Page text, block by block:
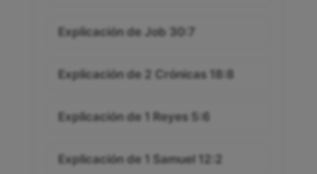
Explicación de Job 30:7
Explicación de 2 Crónicas 18:8
Explicación de 1 Reyes 5:6
Explicación de 1 Samuel 12:2